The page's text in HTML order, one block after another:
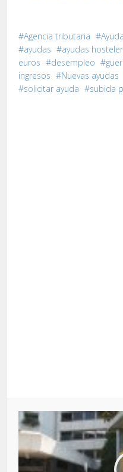
Agencia tributaria
ayudas
ayudas
euros
desempleo
ingresos
Nuevas ayudas
solicitar ayuda
subida